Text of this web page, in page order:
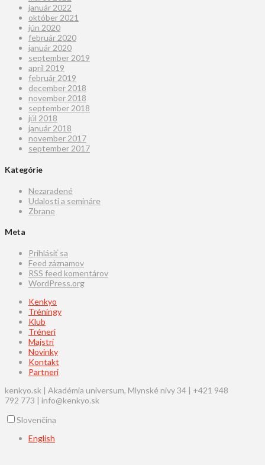
január 2022
október 2021
jún 2020
február 2020
január 2020
september 2019
apríl 2019
február 2019
december 2018
november 2018
september 2018
júl 2018
január 2018
november 2017
september 2017
Kategórie
Nezaradené
Udalosti a semináre
Zbrane
Meta
Prihlásiť sa
Feed záznamov
RSS feed komentárov
WordPress.org
Kenkyo
Tréningy
Klub
Tréneri
Majstri
Novinky
Kontakt
Partneri
kenkyo.sk | Akadémia universum, Mlynské nivy 34 | +421 948
792 773 | info@kenkyo.sk
Slovenčina
English